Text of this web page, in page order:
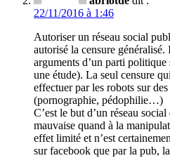
22/11/2016 à 1:46
Autoriser un réseau social
autorisé la censure
arguments d’un parti
une étude). La seul censure
effectuer par les robots sur
(pornographie, pédophilie…)
C’est le but d’un réseau
mauvaise quand à la
effet limité et n’est
sur facebook que par la pub,